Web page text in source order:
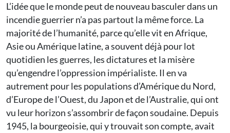
L’idée que le monde peut de nouveau basculer dans un
incendie guerrier n’a pas partout la même force. La
majorité de l’humanité, parce qu’elle vit en Afrique,
Asie ou Amérique latine, a souvent déjà pour lot
quotidien les guerres, les dictatures et la misère
qu’engendre l’oppression impérialiste. Il en va
autrement pour les populations d’Amérique du Nord,
d’Europe de l’Ouest, du Japon et de l’Australie, qui ont
vu leur horizon s’assombrir de façon soudaine. Depuis
1945, la bourgeoisie, qui y trouvait son compte, avait